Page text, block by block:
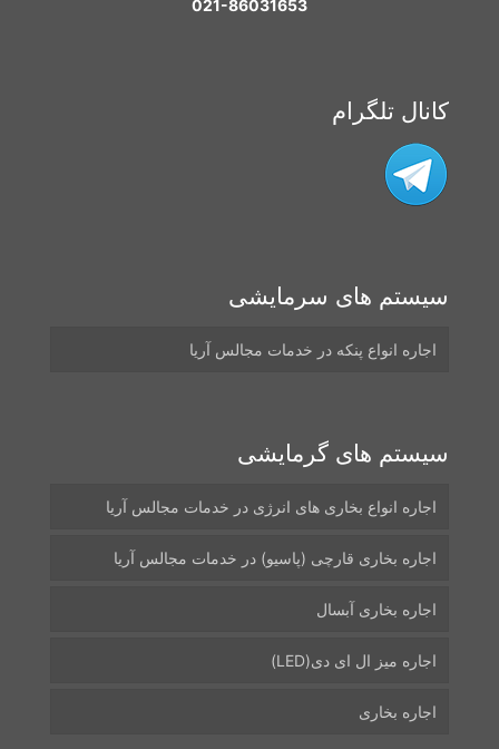
021-86031653
کانال تلگرام
سیستم های سرمایشی
اجاره انواع پنکه در خدمات مجالس آریا
سیستم های گرمایشی
اجاره انواع بخاری های انرژی در خدمات مجالس آریا
اجاره بخاری قارچی (پاسیو) در خدمات مجالس آریا
اجاره بخاری آبسال
اجاره میز ال ای دی(LED)
اجاره بخاری